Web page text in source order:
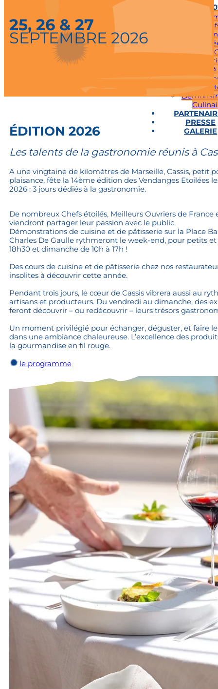
EDITION
Les
Cours de
et de
PRESSE
GALERIE
25, 26 & 27
SEPTEMBRE 2026
ÉDITION 2026
Les talents de la gastronomie réunis à
A une vingtaine de kilomètres de Marseille, Cassis, petit
plaisance, fête la 14ème édition des Vendanges Etoilées
2026 : 3 jours dédiés à la gastronomie.
De nombreux Chefs étoilés, Meilleurs Ouvriers de France
viendront partager leur passion avec le public.
Démonstrations de cuisine et de pâtisserie sur la Place
Charles De Gaulle rythmeront le week-end, pour petits et
18h30 et dimanche de 10h à 17h !
Des cours de cuisine et de pâtisserie chez nos
insolites à découvrir cette année.
Pendant trois jours, le cœur de Cassis vibrera aussi au
artisans et producteurs. Du vendredi au dimanche, des
feront découvrir – ou redécouvrir – leurs trésors
Un moment privilégié pour échanger, déguster, et faire
dans une ambiance chaleureuse. L’excellence des
la gourmandise en fil rouge.
le programme